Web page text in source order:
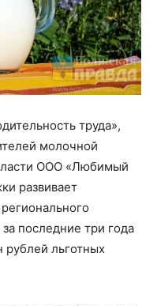
труда»,
молочной
ООО «Любимый
развивает
последние три года
рублей льготных